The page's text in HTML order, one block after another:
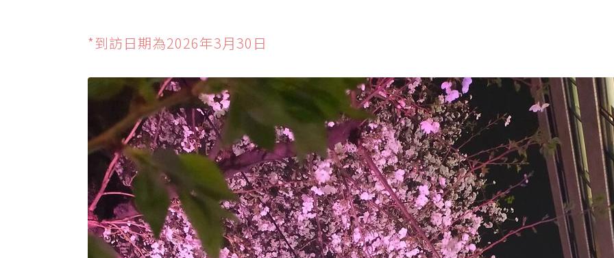
*到訪日期為2026年3月30日